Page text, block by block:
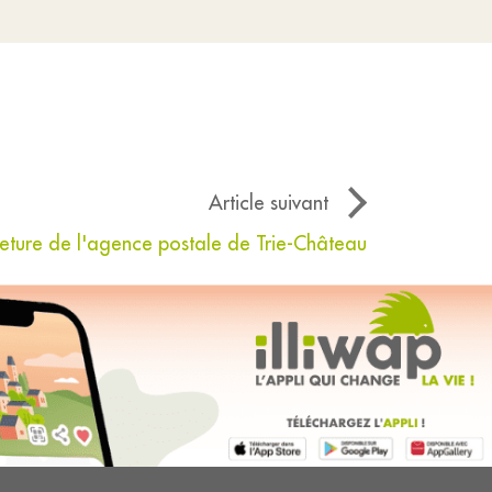
Article suivant
de l'agence postale de Trie-Château